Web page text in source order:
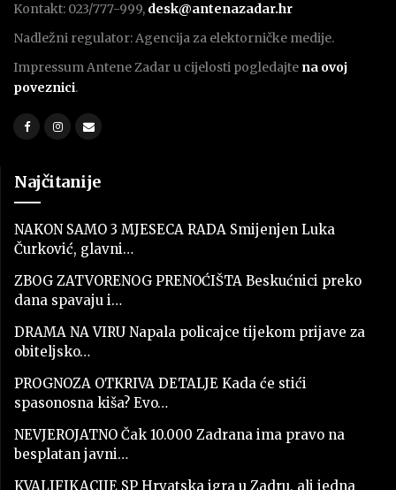
Kontakt: 023/777-999, desk@antenazadar.hr
Nadležni regulator: Agencija za elektorničke medije.
Impressum Antene Zadar u cijelosti pogledajte na ovoj
poveznici.
Najčitanije
NAKON SAMO 3 MJESECA RADA Smijenjen Luka
Čurković, glavni…
ZBOG ZATVORENOG PRENOĆIŠTA Beskućnici preko
dana spavaju i…
DRAMA NA VIRU Napala policajce tijekom prijave za
obiteljsko…
PROGNOZA OTKRIVA DETALJE Kada će stići
spasonosna kiša? Evo…
NEVJEROJATNO Čak 10.000 Zadrana ima pravo na
besplatan javni…
KVALIFIKACIJE SP Hrvatska igra u Zadru, ali jedna